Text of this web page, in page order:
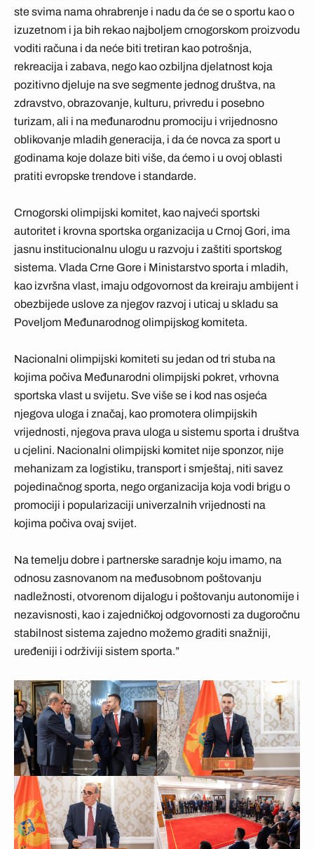
ste svima nama ohrabrenje i nadu da će se o sportu kao o
izuzetnom i ja bih rekao najboljem crnogorskom proizvodu
voditi računa i da neće biti tretiran kao potrošnja,
rekreacija i zabava, nego kao ozbiljna djelatnost koja
pozitivno djeluje na sve segmente jednog društva, na
zdravstvo, obrazovanje, kulturu, privredu i posebno
turizam, ali i na međunarodnu promociju i vrijednosno
oblikovanje mladih generacija, i da će novca za sport u
godinama koje dolaze biti više, da ćemo i u ovoj oblasti
pratiti evropske trendove i standarde.
Crnogorski olimpijski komitet, kao najveći sportski
autoritet i krovna sportska organizacija u Crnoj Gori, ima
jasnu institucionalnu ulogu u razvoju i zaštiti sportskog
sistema. Vlada Crne Gore i Ministarstvo sporta i mladih,
kao izvršna vlast, imaju odgovornost da kreiraju ambijent i
obezbijede uslove za njegov razvoj i uticaj u skladu sa
Poveljom Međunarodnog olimpijskog komiteta.
Nacionalni olimpijski komiteti su jedan od tri stuba na
kojima počiva Međunarodni olimpijski pokret, vrhovna
sportska vlast u svijetu. Sve više se i kod nas osjeća
njegova uloga i značaj, kao promotera olimpijskih
vrijednosti, njegova prava uloga u sistemu sporta i društva
u cjelini. Nacionalni olimpijski komitet nije sponzor, nije
mehanizam za logistiku, transport i smještaj, niti savez
pojedinačnog sporta, nego organizacija koja vodi brigu o
promociji i popularizaciji univerzalnih vrijednosti na
kojima počiva ovaj svijet.
Na temelju dobre i partnerske saradnje koju imamo, na
odnosu zasnovanom na međusobnom poštovanju
nadležnosti, otvorenom dijalogu i poštovanju autonomije i
nezavisnosti, kao i zajedničkoj odgovornosti za dugoročnu
stabilnost sistema zajedno možemo graditi snažniji,
uređeniji i održiviji sistem sporta.”